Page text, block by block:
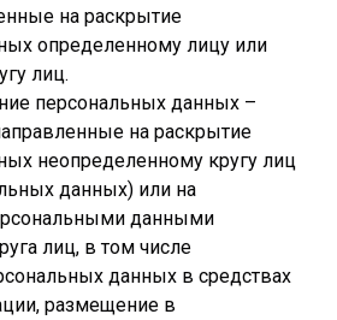
на раскрытие
определенному лицу или
лиц.
персональных данных –
на раскрытие
неопределенному кругу лиц
данных) или на
данными
лиц, в том числе
данных в средствах
размещение в